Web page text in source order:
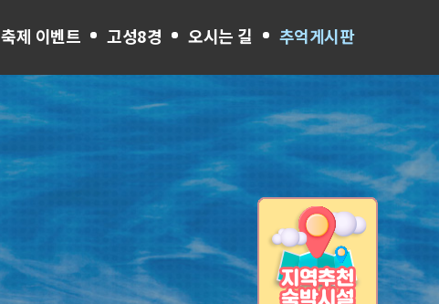
축제 이벤트 고성8경 오시는 길 추억게시판